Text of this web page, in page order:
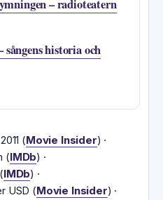
– radioteatern
historia och
(Movie Insider) ·
(IMDb) ·
IMDb) ·
USD (Movie Insider) ·